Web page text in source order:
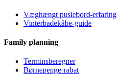
Væghængt puslebord-erfaring
Vinterbadekåbe-guide
Family planning
Terminsberegner
Børnepenge-rabat